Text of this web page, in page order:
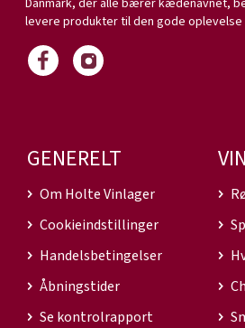
Danmark, der alle bærer kædenavnet,
levere produkter til den gode oplevelse
GENERELT
Om Holte Vinlager
Cookieindstillinger
Handelsbetingelser
Åbningstider
Se kontrolrapport
VIN